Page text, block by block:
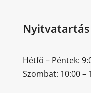
Nyitvatartás
Hétfő – Péntek:
Szombat: 10:00 –